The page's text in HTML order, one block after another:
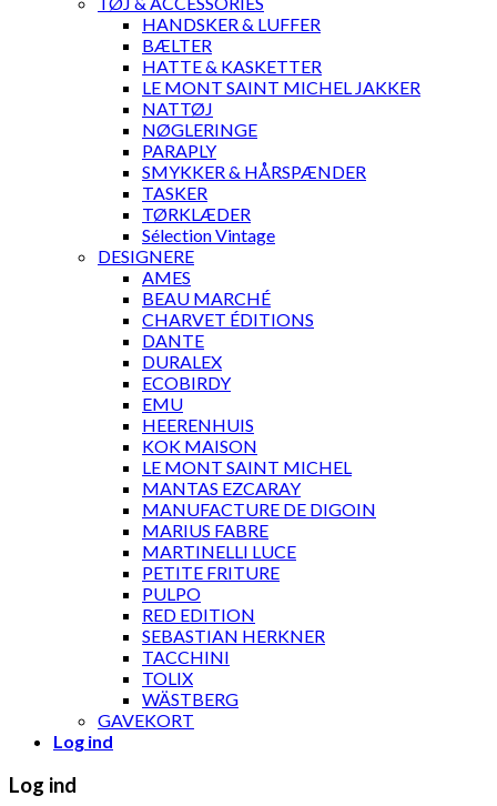
HANDSKER & LUFFER
BÆLTER
HATTE & KASKETTER
LE MONT SAINT MICHEL JAKKER
NATTØJ
NØGLERINGE
PARAPLY
SMYKKER & HÅRSPÆNDER
TASKER
TØRKLÆDER
Sélection Vintage
DESIGNERE
AMES
BEAU MARCHÉ
CHARVET ÉDITIONS
DANTE
DURALEX
ECOBIRDY
EMU
HEERENHUIS
KOK MAISON
LE MONT SAINT MICHEL
MANTAS EZCARAY
MANUFACTURE DE DIGOIN
MARIUS FABRE
MARTINELLI LUCE
PETITE FRITURE
PULPO
RED EDITION
SEBASTIAN HERKNER
TACCHINI
TOLIX
WÄSTBERG
GAVEKORT
Log ind
Log ind